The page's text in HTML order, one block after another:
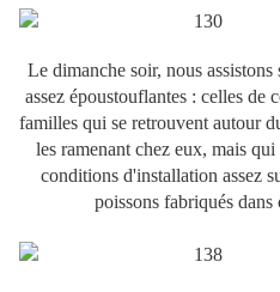
Le dimanche soir, nous assistons
assez époustouflantes : celles de
familles qui se retrouvent autour
les ramenant chez eux, mais
conditions d'installation assez
poissons fabriqués dans